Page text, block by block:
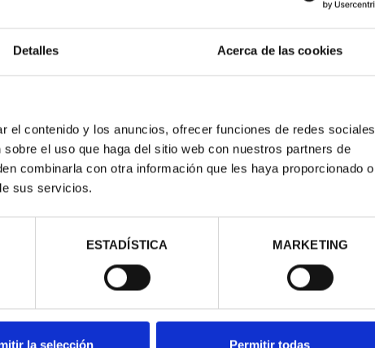
Detalles Acerca de las cookies
el contenido y los anuncios, ofrecer funciones de redes sociales
el uso que haga del sitio web con nuestros partners de
combinarla con otra información que les haya proporcionado o
sus servicios.
ESTADÍSTICA MARKETING
la selección Permitir todas
MUSEO II - 1772
JOYAS MUSEO II - 1673